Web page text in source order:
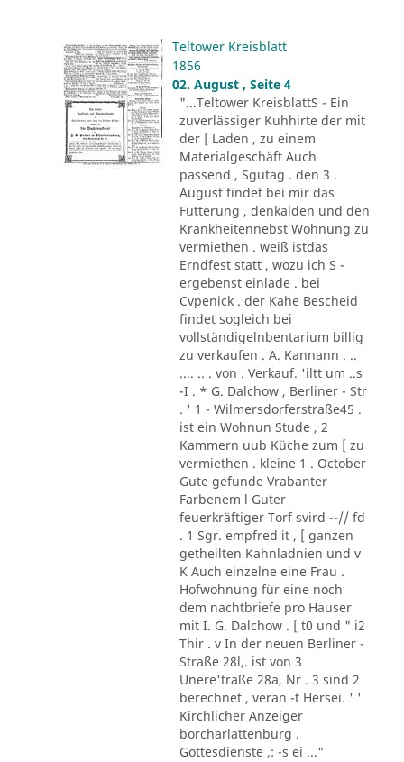
Teltower Kreisblatt
1856
02. August , Seite 4
"...Teltower KreisblattS - Ein
zuverlässiger Kuhhirte der mit
der [ Laden , zu einem
Materialgeschäft Auch
passend , Sgutag . den 3 .
August findet bei mir das
Futterung , denkalden und den
Krankheitennebst Wohnung zu
vermiethen . weiß istdas
Erndfest statt , wozu ich S -
ergebenst einlade . bei
Cvpenick . der Kahe Bescheid
findet sogleich bei
vollständigelnbentarium billig
zu verkaufen . A. Kannann . ..
.... .. . von . Verkauf. 'iltt um ..s
-I . * G. Dalchow , Berliner - Str
. ' 1 - Wilmersdorferstraße45 .
ist ein Wohnun Stude , 2
Kammern uub Küche zum [ zu
vermiethen . kleine 1 . October
Gute gefunde Vrabanter
Farbenem l Guter
feuerkräftiger Torf svird --// fd
. 1 Sgr. empfred it , [ ganzen
getheilten Kahnladnien und v
K Auch einzelne eine Frau .
Hofwohnung für eine noch
dem nachtbriefe pro Hauser
mit I. G. Dalchow . [ t0 und " i2
Thir . v In der neuen Berliner -
Straße 28l,. ist von 3
Unere'traße 28a, Nr . 3 sind 2
berechnet , veran -t Hersei. ' '
Kirchlicher Anzeiger
borcharlattenburg .
Gottesdienste ,: -s ei ..."